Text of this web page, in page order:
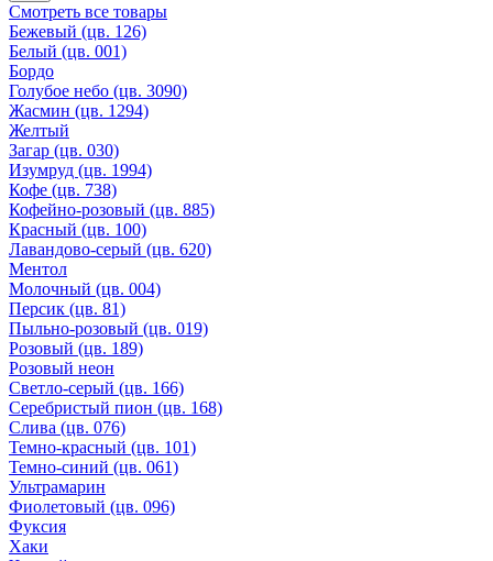
Смотреть все товары
Бежевый (цв. 126)
Белый (цв. 001)
Бордо
Голубое небо (цв. 3090)
Жасмин (цв. 1294)
Желтый
Загар (цв. 030)
Изумруд (цв. 1994)
Кофе (цв. 738)
Кофейно-розовый (цв. 885)
Красный (цв. 100)
Лавандово-серый (цв. 620)
Ментол
Молочный (цв. 004)
Персик (цв. 81)
Пыльно-розовый (цв. 019)
Розовый (цв. 189)
Розовый неон
Светло-серый (цв. 166)
Серебристый пион (цв. 168)
Слива (цв. 076)
Темно-красный (цв. 101)
Темно-синий (цв. 061)
Ультрамарин
Фиолетовый (цв. 096)
Фуксия
Хаки